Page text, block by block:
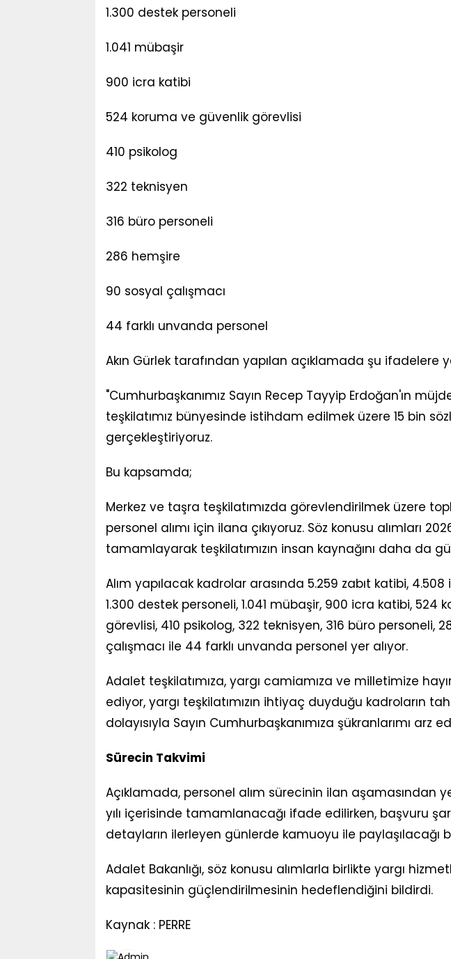
1.300 destek personeli
1.041 mübaşir
900 icra katibi
524 koruma ve güvenlik görevlisi
410 psikolog
322 teknisyen
316 büro personeli
286 hemşire
90 sosyal çalışmacı
44 farklı unvanda personel
Akın Gürlek tarafından yapılan açıklamada şu ifadelere
"Cumhurbaşkanımız Sayın Recep Tayyip Erdoğan'ın
teşkilatımız bünyesinde istihdam edilmek üzere 15 bin
gerçekleştiriyoruz.
Bu kapsamda;
Merkez ve taşra teşkilatımızda görevlendirilmek üzere
personel alımı için ilana çıkıyoruz. Söz konusu alımları
tamamlayarak teşkilatımızın insan kaynağını daha da
Alım yapılacak kadrolar arasında 5.259 zabıt katibi,
1.300 destek personeli, 1.041 mübaşir, 900 icra katibi, 524
görevlisi, 410 psikolog, 322 teknisyen, 316 büro personeli,
çalışmacı ile 44 farklı unvanda personel yer alıyor.
Adalet teşkilatımıza, yargı camiamıza ve milletimize
ediyor, yargı teşkilatımızın ihtiyaç duyduğu kadroların
dolayısıyla Sayın Cumhurbaşkanımıza şükranlarımı arz
Sürecin Takvimi
Açıklamada, personel alım sürecinin ilan aşamasından
yılı içerisinde tamamlanacağı ifade edilirken, başvuru
detayların ilerleyen günlerde kamuoyu ile paylaşılacağı
Adalet Bakanlığı, söz konusu alımlarla birlikte yargı
kapasitesinin güçlendirilmesinin hedeflendiğini bildirdi.
Kaynak : PERRE